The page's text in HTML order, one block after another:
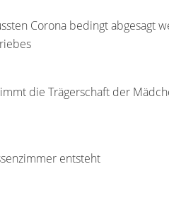
Corona bedingt abgesagt
die Trägerschaft der
entsteht